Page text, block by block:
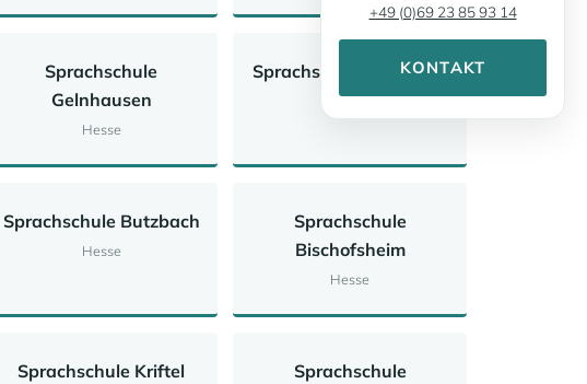
Sprachschule
Gelnhausen
Hesse
Sprachschule Nidderau
Hesse
Sprachschule Butzbach
Hesse
Sprachschule
Bischofsheim
Hesse
Sprachschule Kriftel
Sprachschule
+49 (0)69 23 85 93 14
KONTAKT